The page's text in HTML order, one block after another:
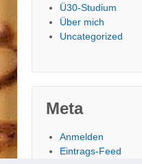
Ü30-Studium
Über mich
Uncategorized
Meta
Anmelden
Eintrags-Feed